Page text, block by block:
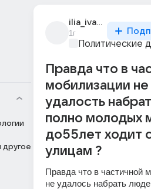
другое
ilia_ivanov_10071
1г
Политические
Правда что в
мобилизации не
удалость
полно молодых
до55лет ходит
улицам ?
Правда что в частичной
не удалось набрать